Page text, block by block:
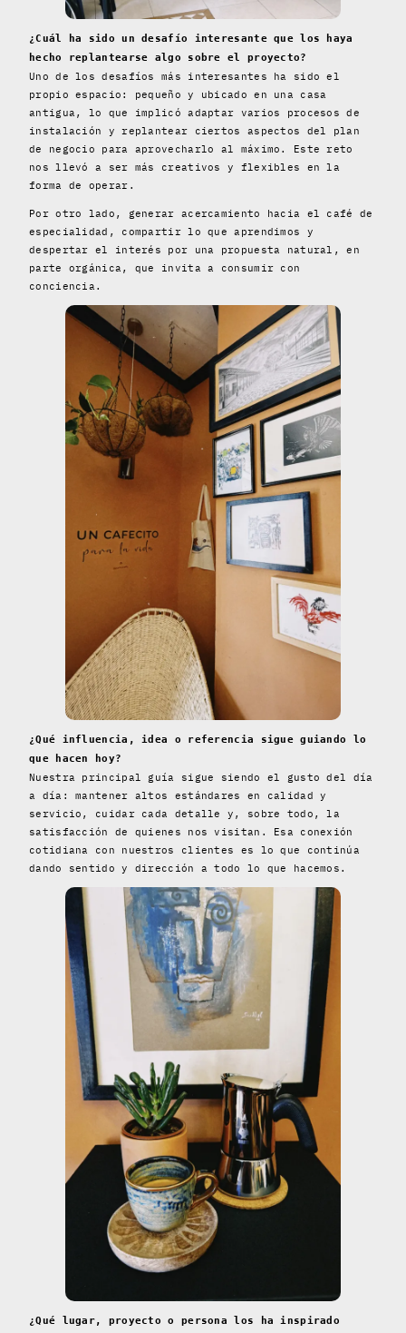
¿Cuál ha sido un desafío interesante que los haya
hecho replantearse algo sobre el proyecto?
Uno de los desafíos más interesantes ha sido el
propio espacio: pequeño y ubicado en una casa
antigua, lo que implicó adaptar varios procesos de
instalación y replantear ciertos aspectos del plan
de negocio para aprovecharlo al máximo. Este reto
nos llevó a ser más creativos y flexibles en la
forma de operar.
Por otro lado, generar acercamiento hacia el café de
especialidad, compartir lo que aprendimos y
despertar el interés por una propuesta natural, en
parte orgánica, que invita a consumir con
conciencia.
¿Qué influencia, idea o referencia sigue guiando lo
que hacen hoy?
Nuestra principal guía sigue siendo el gusto del día
a día: mantener altos estándares en calidad y
servicio, cuidar cada detalle y, sobre todo, la
satisfacción de quienes nos visitan. Esa conexión
cotidiana con nuestros clientes es lo que continúa
dando sentido y dirección a todo lo que hacemos.
¿Qué lugar, proyecto o persona los ha inspirado